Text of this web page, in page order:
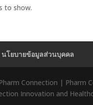
to show.
นโยบายข้อมูลส่วนบุคคล
Connection | Pharm
Innovation and